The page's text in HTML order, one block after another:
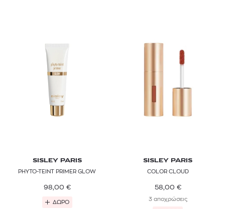
SISLEY PARIS
PHYTO-TEINT PRIMER GLOW
98,00 €
ΔΩΡΟ
SISLEY PARIS
COLOR CLOUD
58,00 €
3 αποχρώσεις